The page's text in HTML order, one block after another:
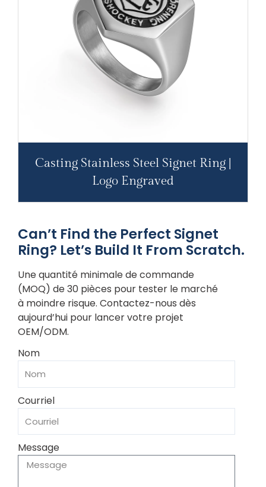
Casting Stainless Steel Signet Ring |
Logo Engraved
Can’t Find the Perfect Signet
Ring? Let’s Build It From Scratch.
Une quantité minimale de commande
(MOQ) de 30 pièces pour tester le marché
à moindre risque. Contactez-nous dès
aujourd’hui pour lancer votre projet
OEM/ODM.
Nom
Courriel
Message